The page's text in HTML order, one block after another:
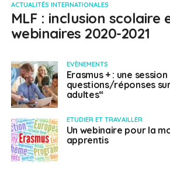
ACTUALITÉS INTERNATIONALES
MLF : inclusion scolaire
webinaires 2020-2021
EVÈNEMENTS
Erasmus + : une session
questions/réponses
adultes“
ETUDIER ET TRAVAILLER
Un webinaire pour la
apprentis